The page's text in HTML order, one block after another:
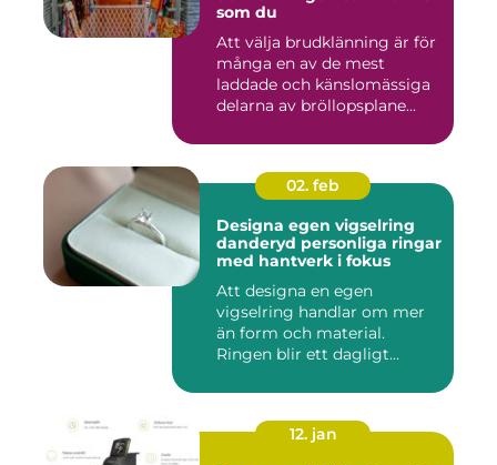
som du
Att välja brudklänning är för
många en av de mest
laddade och känslomässiga
delarna av bröllopsplane...
02. feb
Designa egen vigselring
danderyd personliga ringar
med hantverk i fokus
Att designa en egen
vigselring handlar om mer
än form och material.
Ringen blir ett dagligt
12. jan